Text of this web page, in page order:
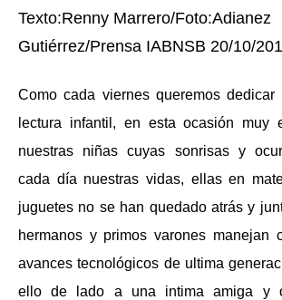
Texto:Renny Marrero/Foto:Adianez
Gutiérrez/Prensa IABNSB 20/10/
Como cada viernes queremos
lectura infantil, en esta ocasión muy
nuestras niñas cuyas sonrisas y
cada día nuestras vidas, ellas en
juguetes no se han quedado atrás y
hermanos y primos varones manejan
avances tecnológicos de ultima
ello de lado a una intima amiga y